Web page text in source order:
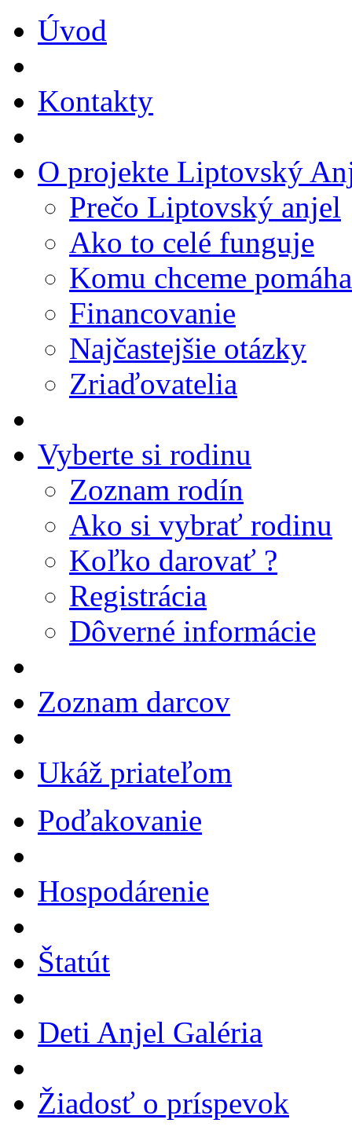
Úvod
Kontakty
O projekte Liptovský
Prečo Liptovský anjel
Ako to celé funguje
Komu chceme
Financovanie
Najčastejšie otázky
Zriaďovatelia
Vyberte si rodinu
Zoznam rodín
Ako si vybrať rodinu
Koľko darovať ?
Registrácia
Dôverné informácie
Zoznam darcov
Ukáž priateľom
Poďakovanie
Hospodárenie
Štatút
Deti Anjel Galéria
Žiadosť o príspevok